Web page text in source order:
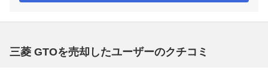
三菱 GTOを売却したユーザーのクチコミ